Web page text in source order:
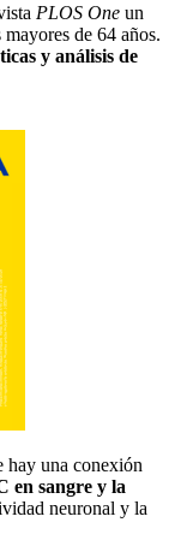
PLOS One un
de 64 años.
y análisis de
hay una conexión
en sangre y la
neuronal y la